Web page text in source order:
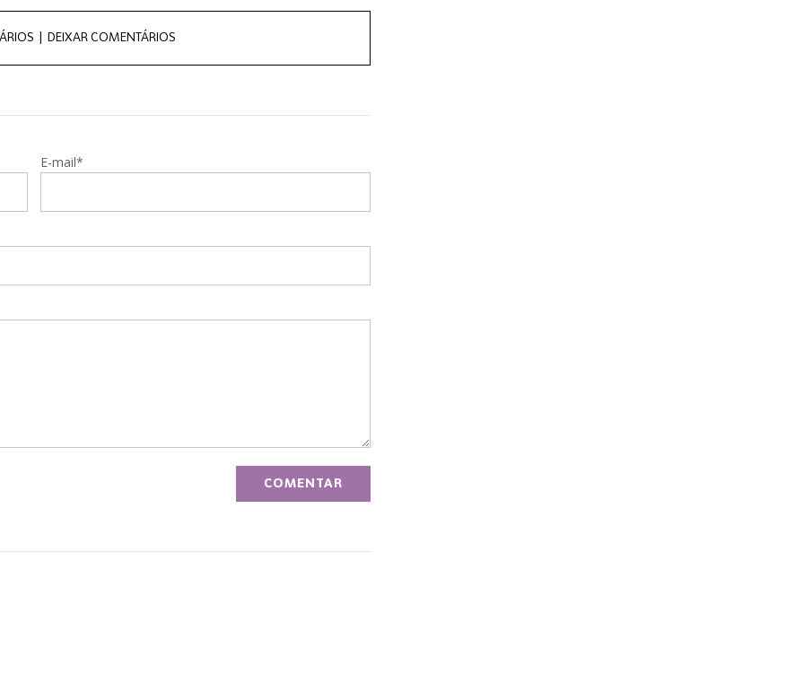
| DEIXAR COMENTÁRIOS
E-mail*